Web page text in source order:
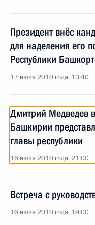
Президент внёс
для наделения его
Республики
17 июля 2010 года, 13:40
Дмитрий Медведев
Башкирии
главы республики
16 июля 2010 года, 21:00
Встреча с
16 июля 2010 года, 19:00